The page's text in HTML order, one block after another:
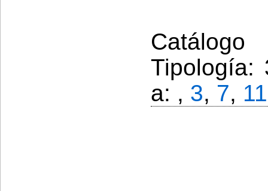
Tipología:
a: , 3, 7, 11